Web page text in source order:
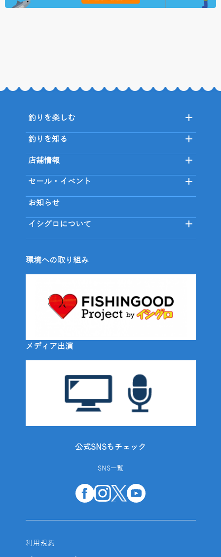
釣りを楽しむ
釣りを知る
店舗情報
セール・イベント
お知らせ
イシグロについて
環境への取り組み
メディア出演
公式SNSもチェック
SNS一覧
利用規約